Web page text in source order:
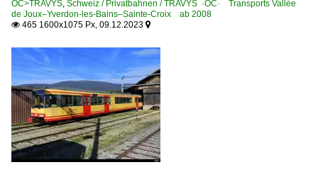
OC>TRAVYS Schweiz / Privatbahnen / TRAVYS ·OC· Transports Vallée
de Joux–Yverdon-les-Bains–Sainte-Croix ab 2008
 465 1600x1075 Px, 09.12.2023 